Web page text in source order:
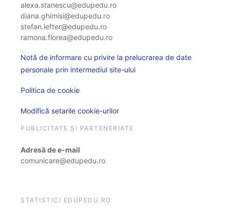
alexa.stanescu@edupedu.ro
diana.ghimisi@edupedu.ro
stefan.lefter@edupedu.ro
ramona.florea@edupedu.ro
Notă de informare cu privire la prelucrarea de date
personale prin intermediul site-ului
Politica de cookie
Modifică setarile cookie-urilor
PUBLICITATE ȘI PARTENERIATE
Adresă de e-mail
comunicare@edupedu.ro
STATISTICI EDUPEDU.RO